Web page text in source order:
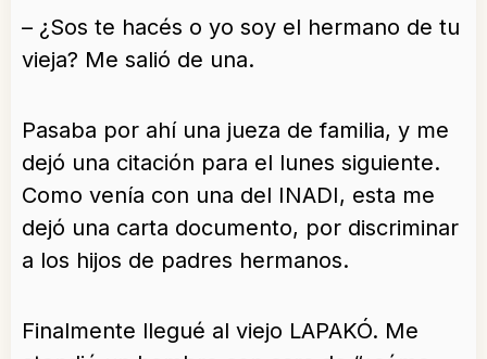
– ¿Sos te hacés o yo soy el hermano de tu
vieja? Me salió de una.
Pasaba por ahí una jueza de familia, y me
dejó una citación para el lunes siguiente.
Como venía con una del INADI, esta me
dejó una carta documento, por discriminar
a los hijos de padres hermanos.
Finalmente llegué al viejo LAPAKÓ. Me